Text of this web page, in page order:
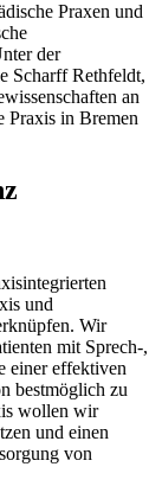
Praxen und
der
Scharff Rethfeldt,
an
Praxis in Bremen
und
Wir
mit Sprech-,
einer effektiven
bestmöglich zu
wollen wir
und einen
von